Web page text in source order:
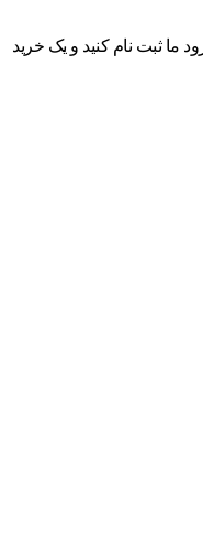
ما ثبت نام کنید و یک خرید